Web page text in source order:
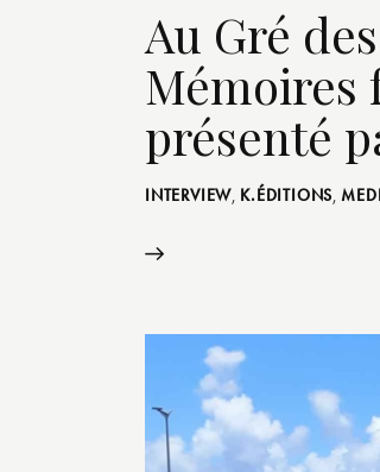
Au Gré
Mémoires
présenté
INTERVIEW, K.ÉDITIONS,